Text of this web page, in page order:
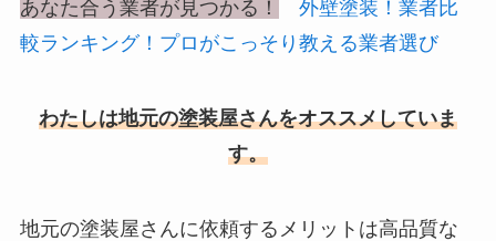
あなた合う業者が見つかる！
外壁塗装！業者比
較ランキング！プロがこっそり教える業者選び
わたしは地元の塗装屋さんをオススメしていま
す。
地元の塗装屋さんに依頼するメリットは高品質な